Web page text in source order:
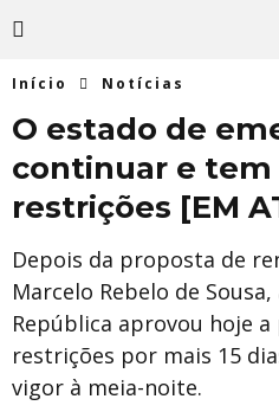
Início Notícias
O estado de
continuar e tem
restrições [EM
Depois da proposta de
Marcelo Rebelo de
República aprovou hoje
restrições por mais 15
vigor à meia-noite.